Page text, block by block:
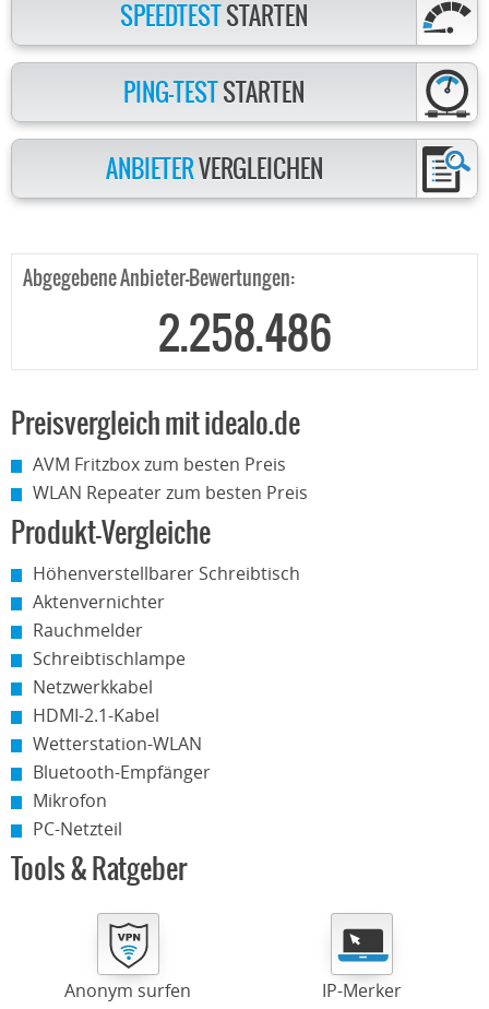
SPEEDTESTSTARTEN
PING-TESTSTARTEN
ANBIETERVERGLEICHEN
Abgegebene Anbieter-Bewertungen:
2.258.486
Preisvergleich mit idealo.de
AVM Fritzbox zum besten Preis
WLAN Repeater zum besten Preis
Produkt-Vergleiche
Höhenverstellbarer Schreibtisch
Aktenvernichter
Rauchmelder
Schreibtischlampe
Netzwerkkabel
HDMI-2.1-Kabel
Wetterstation-WLAN
Bluetooth-Empfänger
Mikrofon
PC-Netzteil
Tools & Ratgeber
Anonym surfen IP-Merker